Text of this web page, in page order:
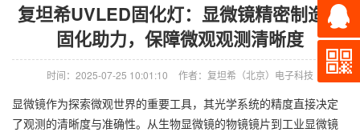
复坦希UVLED固化灯：显微镜精密制造的
固化助力，保障微观观测清晰度
时间：2025-07-25 10:01:10 作者：复坦希（北京）电子科技
显微镜作为探索微观世界的重要工具，其光学系统的精度直接决定
了观测的清晰度与准确性。从生物显微镜的物镜镜片到工业显微镜